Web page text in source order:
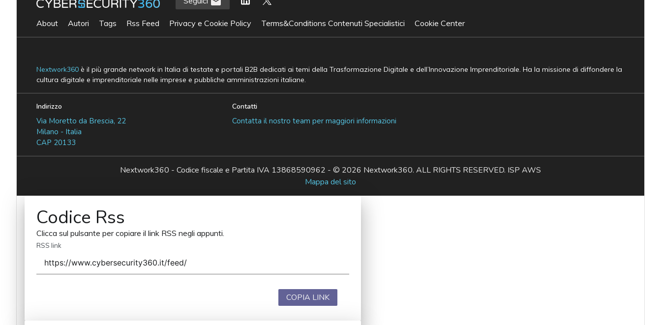
About Autori Tags Rss Feed Privacy e Cookie Policy Terms&Conditions Contenuti Specialistici Cookie Center
Nextwork360è il più grande network in Italia di testate e portali B2B dedicati ai temi della Trasformazione Digitale e dell’Innovazione Imprenditoriale. Ha la missione di diffondere la
cultura digitale e imprenditoriale nelle imprese e pubbliche amministrazioni italiane.
Indirizzo
Via Moretto da Brescia, 22
Milano - Italia
CAP 20133
Contatti
Contatta il nostro team per maggiori informazioni
Nextwork360 - Codice fiscale e Partita IVA 13868590962 - © 2026 Nextwork360. ALL RIGHTS RESERVED. ISP AWS
Mappa del sito
Codice Rss
Clicca sul pulsante per copiare il link RSS negli appunti.
RSS link
COPIA LINK